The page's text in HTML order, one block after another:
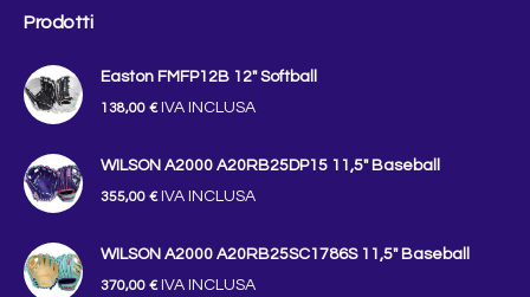
Prodotti
Easton FMFP12B 12″ Softball
138,00 € IVA INCLUSA
WILSON A2000 A20RB25DP15 11,5" Baseball
355,00 € IVA INCLUSA
WILSON A2000 A20RB25SC1786S 11,5" Baseball
370,00 € IVA INCLUSA